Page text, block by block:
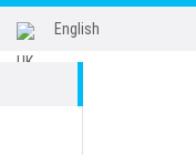
English